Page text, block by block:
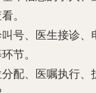
。
号、医生接诊、
节。
配、医嘱执行、